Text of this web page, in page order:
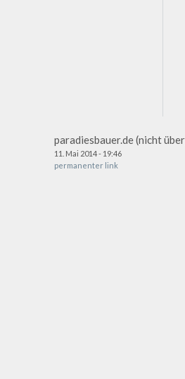
paradiesbauer.de (nicht
11. Mai 2014 - 19:46
permanenter link